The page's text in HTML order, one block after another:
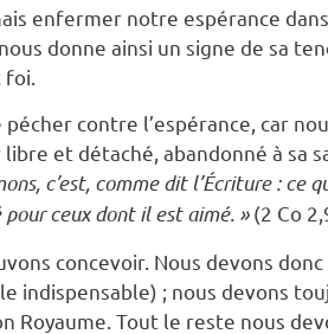
enfermer notre espérance
donne ainsi un signe de sa
contre l’espérance, car
et détaché, abandonné à sa
c’est, comme dit l’Écriture : ce
pour ceux dont il est aimé. »(2 Co
concevoir. Nous devons
indispensable) ; nous devons
Royaume. Tout le reste nous